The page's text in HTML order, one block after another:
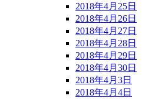
2018年4月25日
2018年4月26日
2018年4月27日
2018年4月28日
2018年4月29日
2018年4月30日
2018年4月3日
2018年4月4日